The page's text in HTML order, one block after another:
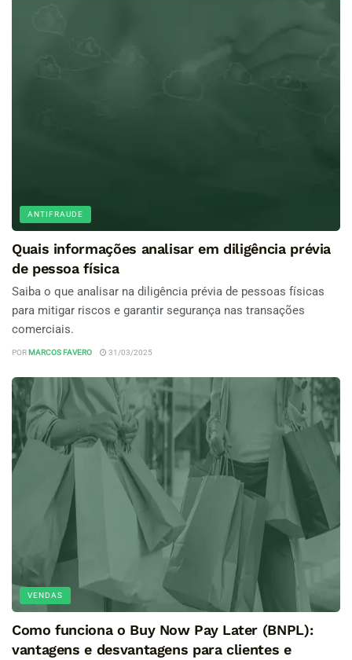
ANTIFRAUDE
Quais informações analisar em diligência prévia
de pessoa física
Saiba o que analisar na diligência prévia de pessoas físicas
para mitigar riscos e garantir segurança nas transações
comerciais.
POR MARCOS FAVERO 31/03/2025
VENDAS
Como funciona o Buy Now Pay Later (BNPL):
vantagens e desvantagens para clientes e